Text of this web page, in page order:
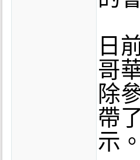
日
哥
除
帶
示。